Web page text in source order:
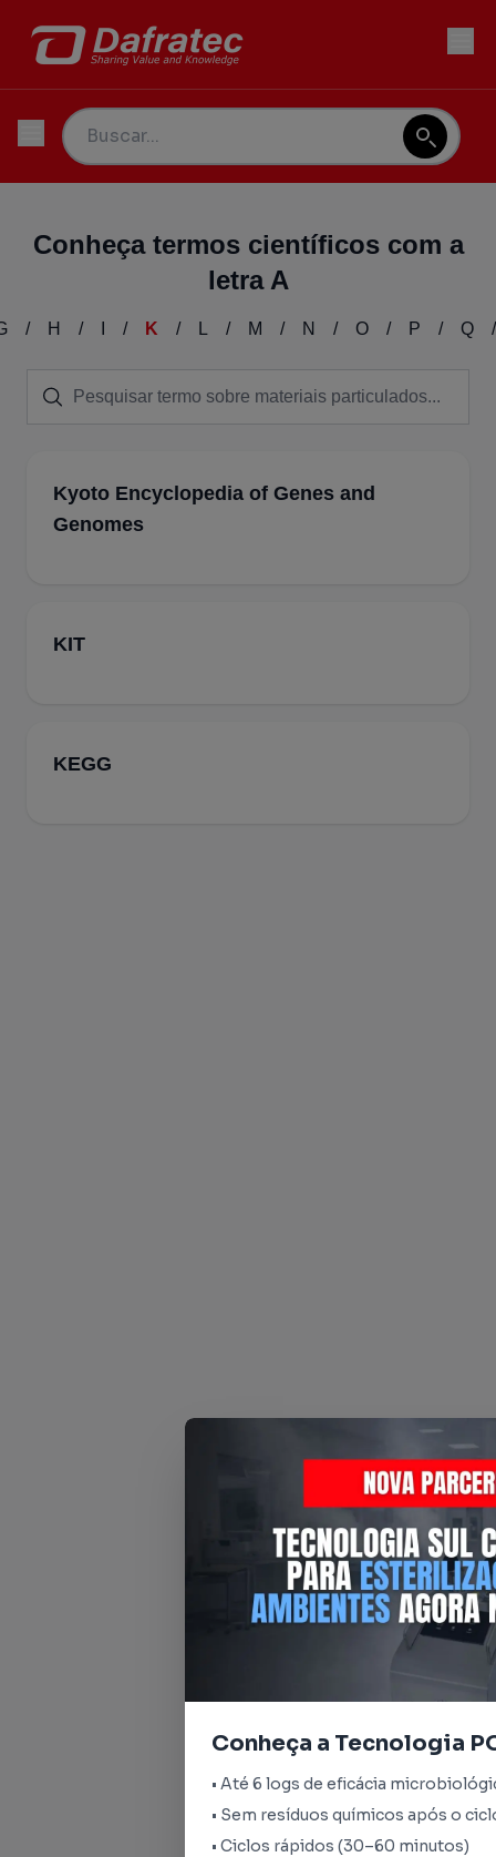
Conheça a Tecnologia
• Até 6 logs de eficácia
• Sem resíduos químicos após o
• Ciclos rápidos (30–60 minutos)
Conheça termos científicos com a
letra A
/ H / / K / L / M / N / O / P / Q /
Kyoto Encyclopedia of Genes and
Genomes
KIT
KEGG